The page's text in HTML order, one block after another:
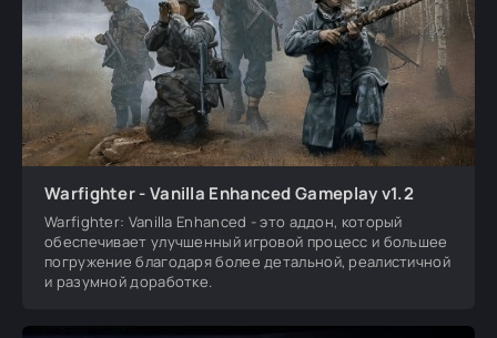
Warfighter - Vanilla Enhanced Gameplay v1.2
Warfighter: Vanilla Enhanced - это аддон, который
обеспечивает улучшенный игровой процесс и большее
погружение благодаря более детальной, реалистичной
и разумной доработке.